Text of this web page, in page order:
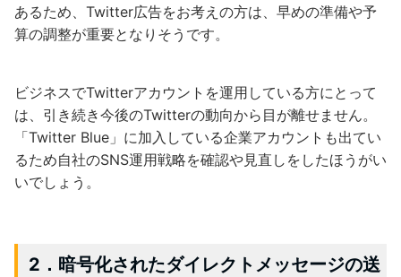
あるため、Twitter広告をお考えの方は、早めの準備や予
算の調整が重要となりそうです。
ビジネスでTwitterアカウントを運用している方にとって
は、引き続き今後のTwitterの動向から目が離せません。
「Twitter Blue」に加入している企業アカウントも出てい
るため自社のSNS運用戦略を確認や見直しをしたほうがい
いでしょう。
2．暗号化されたダイレクトメッセージの送